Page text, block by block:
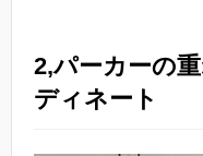
2,パーカーの
ディネート